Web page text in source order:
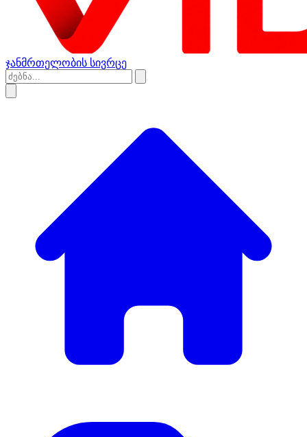
ჯანმრთელობის სივრცე